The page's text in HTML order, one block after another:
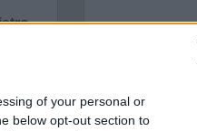
of your personal or
below opt-out section to